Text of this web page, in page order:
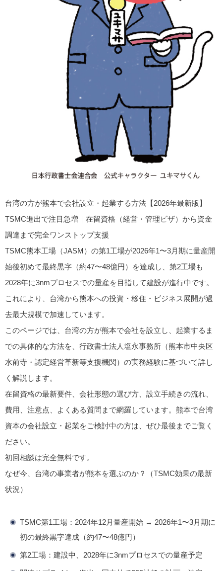
台湾の方が熊本で会社設立・起業する方法【2026年最新版】
TSMC進出で注目急増｜在留資格（経営・管理ビザ）から資金
調達まで完全ワンストップ支援
TSMC熊本工場（JASM）の第1工場が2026年1〜3月期に量産開
始後初めて最終黒字（約47〜48億円）を達成し、第2工場も
2028年に3nmプロセスでの量産を目指して建設が進行中です。
これにより、台湾から熊本への投資・移住・ビジネス展開が過
去最大規模で加速しています。
このページでは、 台湾の方が熊本で会社を設立し、起業するま
での具体的な方法を、行政書士法人塩永事務所（熊本市中央区
水前寺・認定経営革新等支援機関）の実務経験に基づいて詳し
く解説します。
在留資格の最新要件、会社形態の選び方、設立手続きの流れ、
費用、注意点、よくある質問まで網羅しています。 熊本で台湾
資本の会社設立・起業をご検討中の方は、ぜひ最後までご覧く
ださい。
初回相談は完全無料です。
なぜ今、台湾の事業者が熊本を選ぶのか？（TSMC効果の最新
状況）
TSMC第1工場 ：2024年12月量産開始 → 2026年1〜3月期に
初の最終黒字達成（約47〜48億円）
第2工場 ：建設中、2028年に3nmプロセスでの量産予定